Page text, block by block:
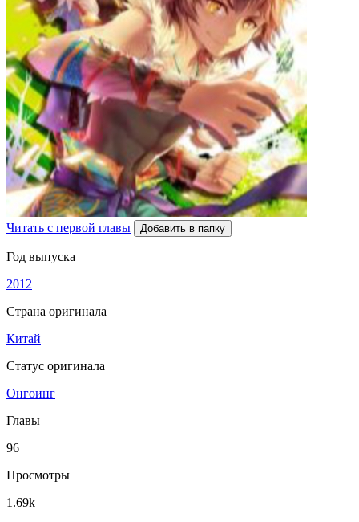
Читать с первой главы Добавить в папку
Год выпуска
2012
Страна оригинала
Китай
Статус оригинала
Онгоинг
Главы
96
Просмотры
1.69k